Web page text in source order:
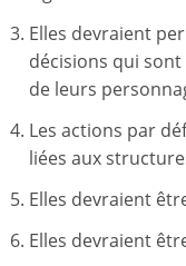
Elles devraient
décisions qui
de leurs
Les actions par
liées aux
Elles devraient
Elles devraient